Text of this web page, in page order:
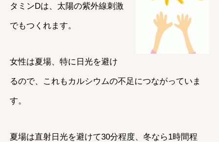
タミンDは、太陽の紫外線刺激
でもつくれます。
女性は夏場、特に日光を避け
るので、これもカルシウムの不足につながっていま
す。
夏場は直射日光を避けて30分程度、冬なら1時間程